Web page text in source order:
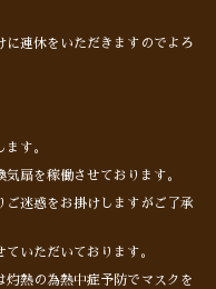
連休をいただきますのでよろ
す。
扇を稼働させております。
ご迷惑をお掛けしますがご了承
いただいております。
灼熱の為熱中症予防でマスクを